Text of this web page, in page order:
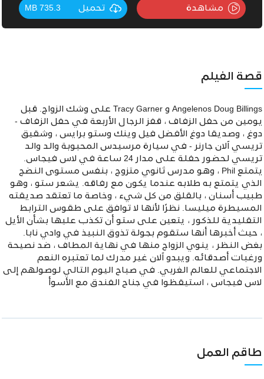
مشاهدة تحميل 735.3 MB
قصة الفيلم
Angelenos Doug Billings و Tracy Garner على وشك الزواج. قبل
يومين من حفل الزفاف ، قفز الرجال الأربعة في حفل الزفاف -
دوغ ، وصديقا دوغ الأفضل فيل وينك وستو برايس ، وشقيق
تريسي آلان جارنر - في سيارة مرسيدس المحبوبة والد والد
تريسي لحضور حفلة على مدار 24 ساعة في لاس فيجاس.
يتمتع Phil ، وهو مدرس ثانوي متزوج ، بنفس مستوى النضج
الذي يتمتع به طلابه عندما يكون مع رفاقه. يشعر ستو ، وهو
طبيب أسنان ، بالقلق من كل شيء ، وخاصة ما تعتقد صديقته
المسيطرة ميليسا. نظرًا لأنها لا توافق على طقوس الترابط
التقليدية للذكور ، يتعين على ستو أن تكذب عليها بشأن الأيل
، حيث أخبرها أنها ستقوم بجولة تذوق النبيذ في وادي نابا.
بغض النظر ، ينوي الزواج منها في نهاية المطاف ، ضد نصيحة
ورغبات أصدقائه. ويبدو آلان غير مدرك لما تعتبره النعم
الاجتماعي للعالم الغربي. في صباح اليوم التالي لوصولهم إلى
لاس فيجاس ، استيقظوا في جناح الفندق مع الأسوأ
طاقم العمل